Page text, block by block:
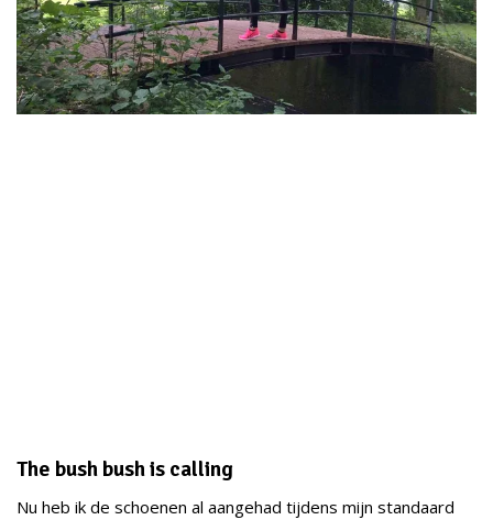
The bush bush is calling
Nu heb ik de schoenen al aangehad tijdens mijn standaard